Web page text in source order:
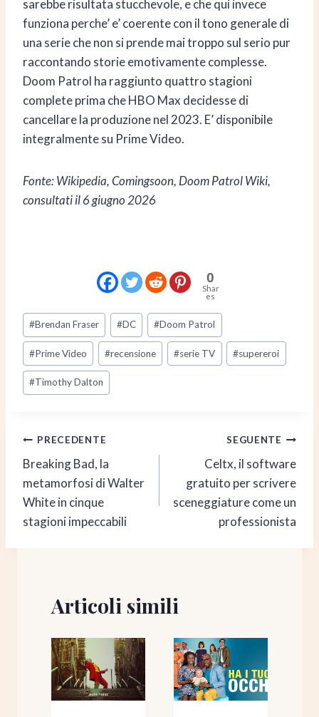
sarebbe risultata stucchevole, e che qui invece
funziona perche’ e’ coerente con il tono generale di
una serie che non si prende mai troppo sul serio pur
raccontando storie emotivamente complesse.
Doom Patrol ha raggiunto quattro stagioni
complete prima che HBO Max decidesse di
cancellare la produzione nel 2023. E’ disponibile
integralmente su Prime Video.
Fonte: Wikipedia, Comingsoon, Doom Patrol Wiki,
consultati il 6 giugno 2026
0
Shar
es
Tag
articolo:
#Brendan Fraser #DC #Doom Patrol
#Prime Video #recensione #serie TV #supereroi
#Timothy Dalton
Navigazione
articoli
PRECEDENTE
Breaking Bad, la
metamorfosi di Walter
White in cinque
stagioni impeccabili
SEGUENTE
Celtx, il software
gratuito per scrivere
sceneggiature come un
professionista
Articoli simili